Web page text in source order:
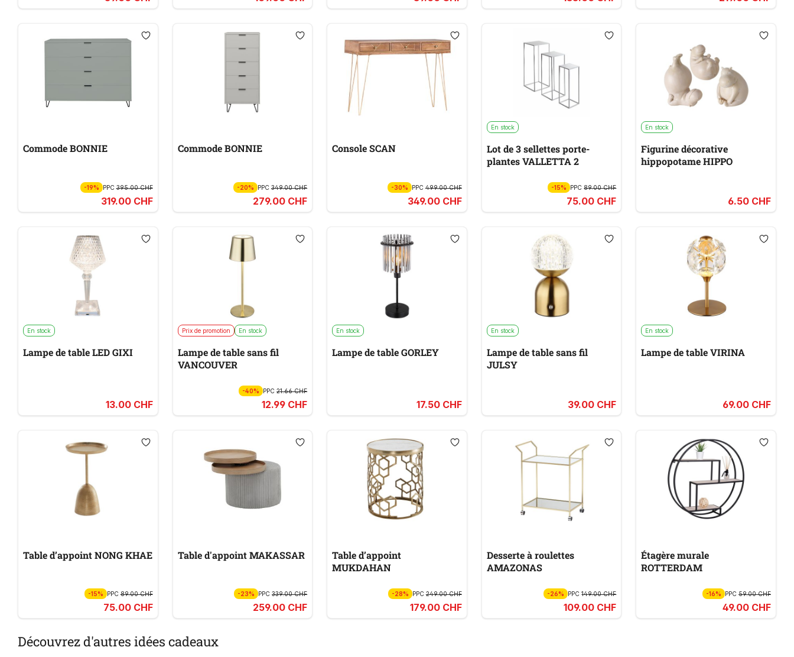
Commode BONNIE
-19% PPC395.00 CHF
319.00 CHF
Commode BONNIE
-20% PPC349.00 CHF
279.00 CHF
Console SCAN
-30% PPC499.00 CHF
349.00 CHF
En stock
Lot de 3 sellettes porte-
plantes VALLETTA 2
-15% PPC89.00 CHF
75.00 CHF
En stock
Figurine décorative
hippopotame HIPPO
6.50 CHF
En stock
Lampe de table LED GIXI
13.00 CHF
Prix de promotion En stock
Lampe de table sans fil
VANCOUVER
-40% PPC21.66 CHF
12.99 CHF
En stock
Lampe de table GORLEY
17.50 CHF
En stock
Lampe de table sans fil
JULSY
39.00 CHF
En stock
Lampe de table VIRINA
69.00 CHF
Table d’appoint NONG KHAE
-15% PPC89.00 CHF
75.00 CHF
Table d'appoint MAKASSAR
-23% PPC339.00 CHF
259.00 CHF
Table d’appoint
MUKDAHAN
-28% PPC249.00 CHF
179.00 CHF
Desserte à roulettes
AMAZONAS
-26% PPC149.00 CHF
109.00 CHF
Étagère murale
ROTTERDAM
-16% PPC 59.00 CHF
49.00 CHF
Découvrez d'autres idées cadeaux